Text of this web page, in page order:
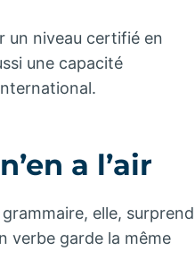
un niveau certifié en
une capacité
a l’air
elle, surprend
verbe garde la même